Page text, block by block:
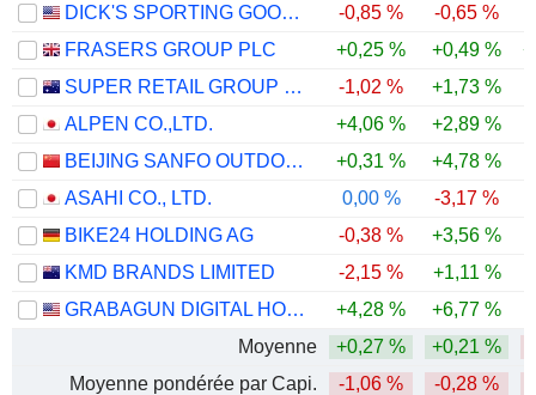
DICK'S SPORTING GOODS, INC.
-0,85 % -0,65 %
FRASERS GROUP PLC
+0,25 % +0,49 %
SUPER RETAIL GROUP LIMITED
-1,02 % +1,73 %
ALPEN CO.,LTD.
+4,06 % +2,89 %
BEIJING SANFO OUTDOOR PRODUCTS CO., LTD
+0,31 % +4,78 %
ASAHI CO., LTD.
0,00 % -3,17 %
BIKE24 HOLDING AG
-0,38 % +3,56 %
KMD BRANDS LIMITED
-2,15 % +1,11 %
GRABAGUN DIGITAL HOLDINGS INC.
+4,28 % +6,77 %
Moyenne
+0,27 % +0,21 %
Moyenne pondérée par Capi.
-1,06 % -0,28 %